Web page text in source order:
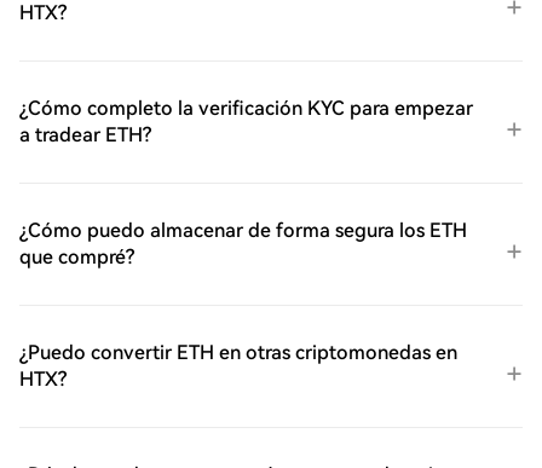
HTX?
¿Cómo completo la verificación KYC para empezar
a tradear ETH?
¿Cómo puedo almacenar de forma segura los ETH
que compré?
¿Puedo convertir ETH en otras criptomonedas en
HTX?